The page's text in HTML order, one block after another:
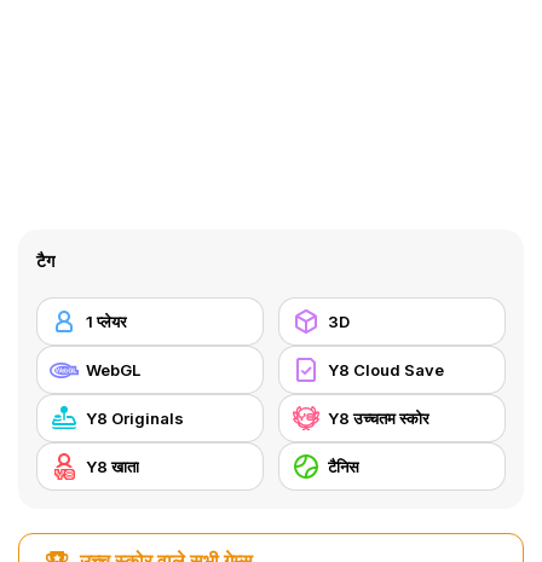
टैग
1 प्लेयर 3D
WebGL Y8 Cloud Save
Y8 Originals Y8 उच्चतम स्कोर
Y8 खाता टैनिस